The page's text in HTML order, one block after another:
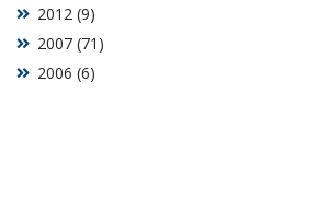
2006 (6)
2007 (71)
2012 (9)